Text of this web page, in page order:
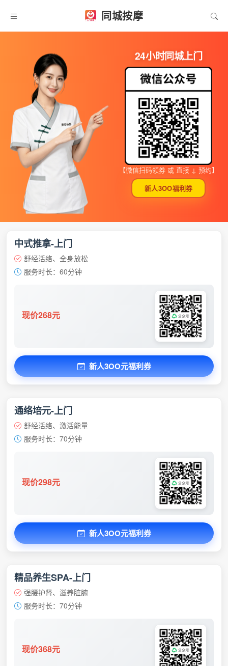
同城按摩
24小时同城上门
【微信扫码领券 或 直接 ↓ 预约】
新人3OO福利券
中式推拿-上门
舒经活络、全身放松
服务时长：60分钟
现价268元
新人3OO元福利券
通络培元-上门
舒经活络、激活能量
服务时长：70分钟
现价298元
新人3OO元福利券
精品养生SPA-上门
强腰护肾、滋养脏腑
服务时长：70分钟
现价368元